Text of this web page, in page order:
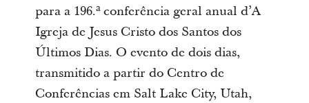
para a 196.ª conferência geral anual d’A
Igreja de Jesus Cristo dos Santos dos
Últimos Dias. O evento de dois dias,
transmitido a partir do Centro de
Conferências em Salt Lake City, Utah,